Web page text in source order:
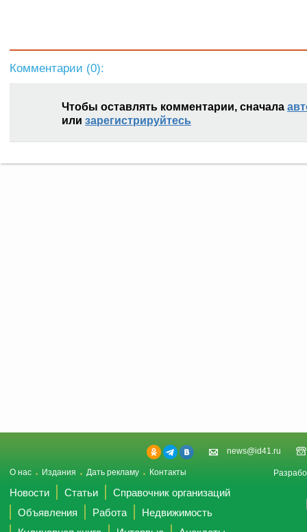
Комментарии (0):
Чтобы оставлять комментарии, сначала
или зарегистрируйтесь
news@id41.ru
О нас Издания Дать рекламу Контакты
Новости Статьи
Справочник организаций
Объявления
Работа
Недвижимость